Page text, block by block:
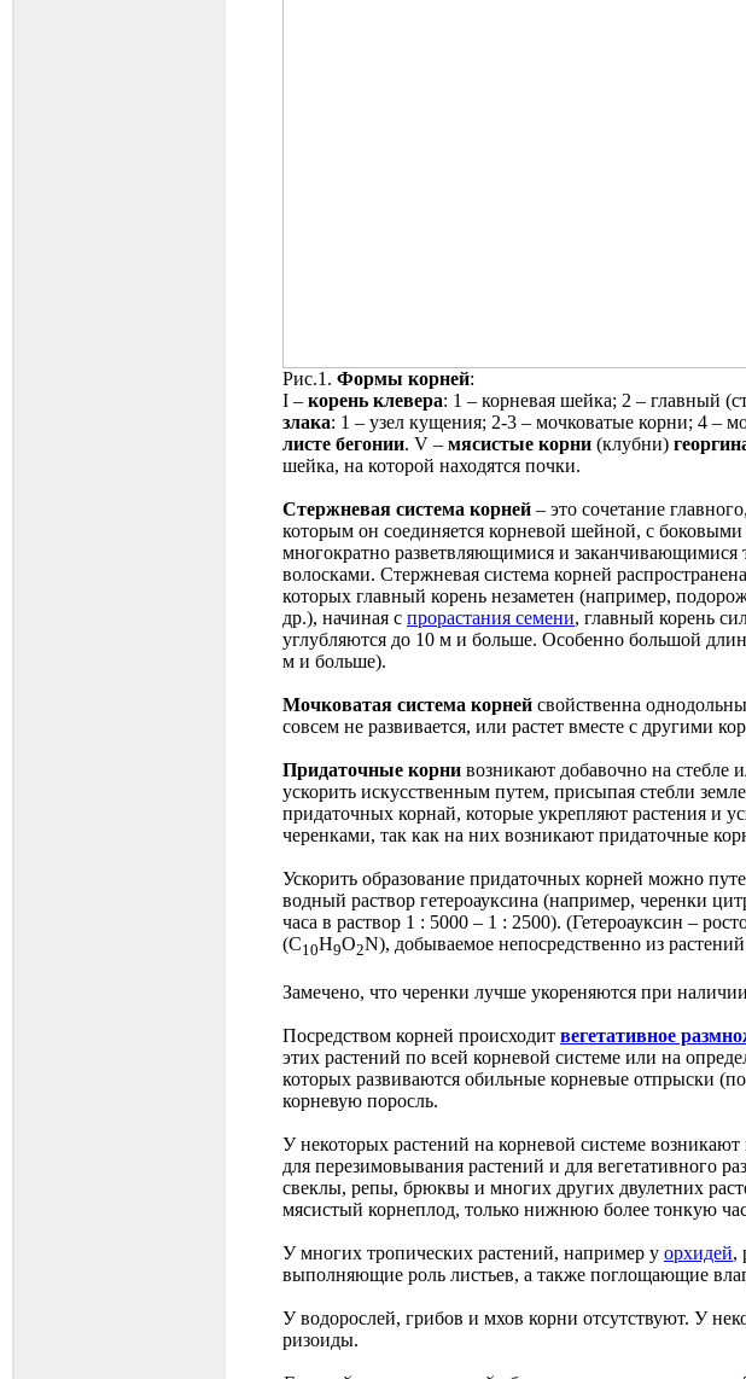
Рис.1. Формы корней:
I – корень клевера: 1 – корневая шейка; 2 – главный
злака: 1 – узел кущения; 2-3 – мочковатые корни; 4 –
листе бегонии. V – мясистые корни (клубни)
шейка, на которой находятся почки.
Стержневая система корней – это сочетание
которым он соединяется корневой шейной, с
многократно разветвляющимися и
волосками. Стержневая система корней
которых главный корень незаметен (например,
др.), начиная с прорастания семени, главный корень
углубляются до 10 м и больше. Особенно большой
м и больше).
Мочковатая система корней свойственна
совсем не развивается, или растет вместе с другими
Придаточные корни возникают добавочно на стебле
ускорить искусственным путем, присыпая стебли
придаточных корнай, которые укрепляют растения и
черенками, так как на них возникают придаточные
Ускорить образование придаточных корней можно
водный раствор гетероауксина (например, черенки
часа в раствор 1 : 5000 – 1 : 2500). (Гетероауксин –
(C10H9O2N), добываемое непосредственно из
Замечено, что черенки лучше укореняются при
Посредством корней происходит вегетативное
этих растений по всей корневой системе или на
которых развиваются обильные корневые отпрыски
корневую поросль.
У некоторых растений на корневой системе
для перезимовывания растений и для вегетативного
свеклы, репы, брюквы и многих других двулетних
мясистый корнеплод, только нижнюю более тонкую
У многих тропических растений, например у орхидей,
выполняющие роль листьев, а также поглощающие
У водорослей, грибов и мхов корни отсутствуют. У
ризоиды.